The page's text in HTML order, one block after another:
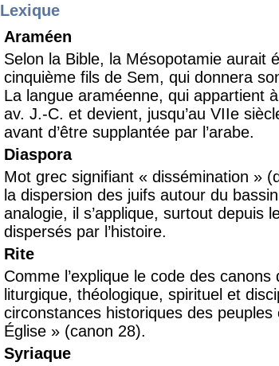
Lexique
Araméen
Selon la Bible, la Mésopotamie aurait
cinquième fils de Sem, qui donnera
La langue araméenne, qui appartient
av. J.-C. et devient, jusqu’au VIIe
avant d’être supplantée par l’arabe.
Diaspora
Mot grec signifiant « dissémination »
la dispersion des juifs autour du
analogie, il s’applique, surtout depuis
dispersés par l’histoire.
Rite
Comme l’explique le code des
liturgique, théologique, spirituel et
circonstances historiques des
Église » (canon 28).
Syriaque